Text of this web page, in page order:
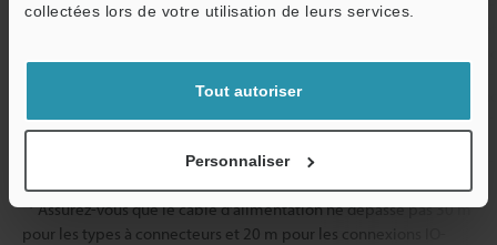
collectées lors de votre utilisation de leurs services.
Tout autoriser
Personnaliser
Poids Environ 65 g
*1Assurez-vous que le câble d’alimentation ne dépasse pas 30 m
pour les types à connecteurs et 20 m pour les connexions IO-